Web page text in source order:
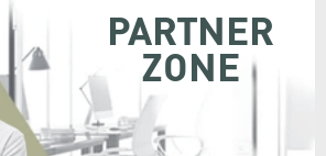
PARTNER
ZONE